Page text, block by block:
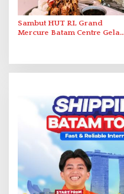
Sambut HUT RI, Grand
Mercure Batam Centre Gelar